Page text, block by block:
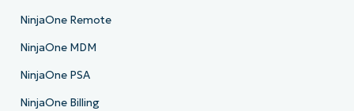
NinjaOne Remote
NinjaOne MDM
NinjaOne PSA
NinjaOne Billing